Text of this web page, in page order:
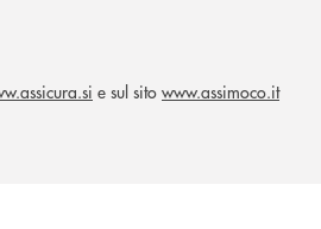
e sul sito www.assimoco.it